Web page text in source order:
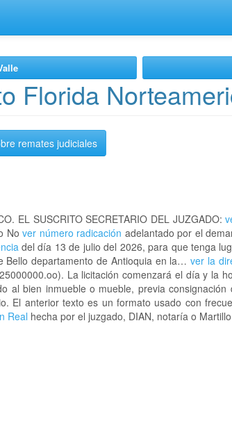
Florida
remates judiciales
EL SUSCRITO SECRETARIO DEL JUZGADO:
Nover número radicación adelantado por el
del día 13 de julio del 2026, para que tenga
Bello departamento de Antioquia en la…ver la
La licitación comenzará el día y la
bien inmueble o mueble, previa
El anterior texto es un formato usado con
Real hecha por el juzgado, DIAN, notaría o